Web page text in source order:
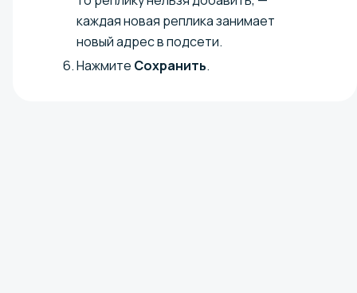
каждая новая реплика занимает
новый адрес в подсети.
Нажмите Сохранить.